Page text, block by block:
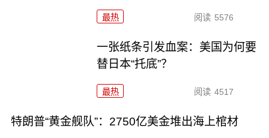
最热 阅读 5576
一张纸条引发血案：美国为何要
替日本“托底”？
最热 阅读 4517
特朗普“黄金舰队”：2750亿美金堆出海上棺材